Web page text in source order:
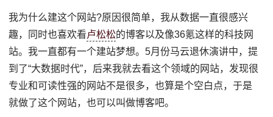
我为什么建这个网站?原因很简单，我从数据一直很感兴
趣，同时也喜欢看卢松松的博客以及像36氪这样的科技网
站。我一直都有一个建站梦想。5月份马云退休演讲中，提
到了“大数据时代”，后来我就去看这个领域的网站，发现很
专业和可读性强的网站不是很多，也算是个空白点，于是
就做了这个网站，也可以叫做博客吧。